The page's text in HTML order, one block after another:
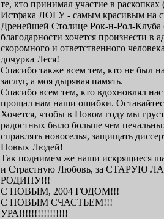
те, кто принимал участие в
Истфака ЛОГУ - самым красивым на
Дренейшей Столице Рок-н-Рол-Клуба
благодарности хочется произнести в
скоромного и ответственного
дочурка Леся!
Спасибо также всем тем, кто не был
заслуг, а моя дырявая память.
Спасибо всем тем, кто вдохновлял
прощал нам наши ошибки.
Хочется, чтобы в Новом году мы
радостных было больше чем
справлять новоселья, защищать
Новых Людей!
Так поднимем же наши искрящиеся
и Страстную Любовь, за
РОДИНУ!!!
С НОВЫМ, 2004 ГОДОМ!!!
С НОВЫМ СЧАСТЬЕМ!!!
УРА!!!!!!!!!!!!!!!!